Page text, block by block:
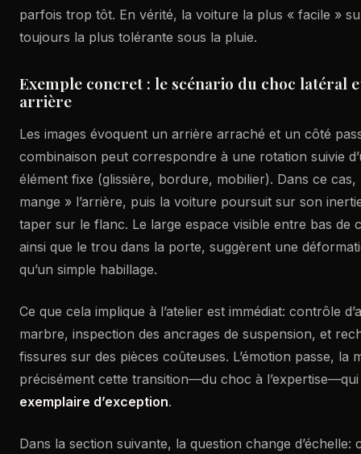
parfois trop tôt. En vérité, la voiture la plus « facile »
toujours la plus tolérante sous la pluie.
Exemple concret : le scénario du choc latéral
arrière
Les images évoquent un arrière arraché et un côté
combinaison peut correspondre à une rotation suivie
élément fixe (glissière, bordure, mobilier). Dans ce
mange » l’arrière, puis la voiture poursuit sur son
taper sur le flanc. Le large espace visible entre bas de
ainsi que le trou dans la porte, suggèrent une
qu’un simple habillage.
Ce que cela implique à l’atelier est immédiat: contrôle
marbre, inspection des ancrages de suspension, et
fissures sur des pièces coûteuses. L’émotion passe, la
précisément cette transition—du choc à l’expertise—qui
exemplaire d’exception.
Dans la section suivante, la question change d’échelle: